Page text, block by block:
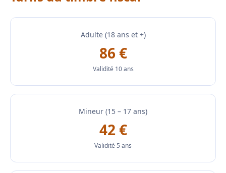
Adulte (18 ans et +)
86 €
Validité 10 ans
Mineur (15 – 17 ans)
42 €
Validité 5 ans